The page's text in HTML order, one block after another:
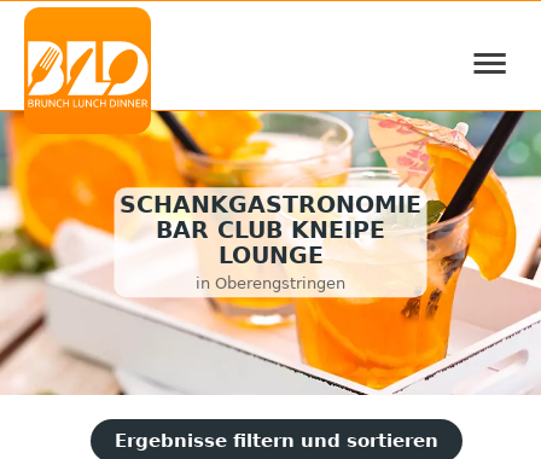
≡
SCHANKGASTRONOMIE
BAR CLUB KNEIPE
LOUNGE
in Oberengstringen
Ergebnisse filtern und sortieren